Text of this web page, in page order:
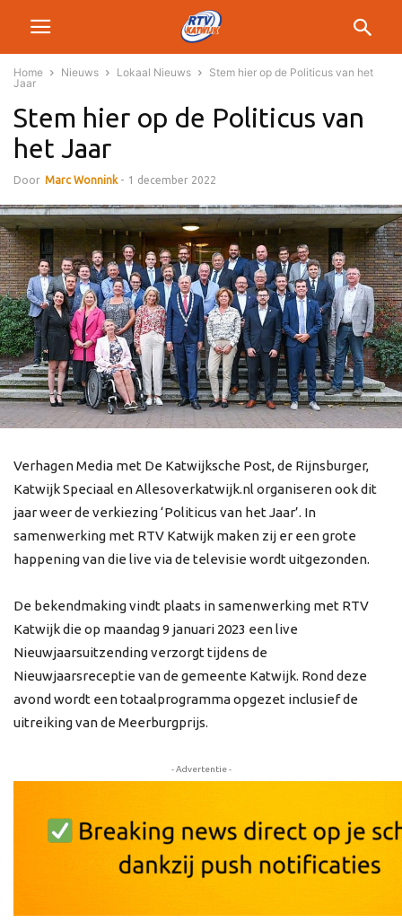
Home Nieuws Lokaal Nieuws
Stem hier op de Politicus van het
Jaar
Stem hier op de Politicus van
het Jaar
Door Marc Wonnink - 1 december 2022
Verhagen Media met De Katwijksche Post, de Rijnsburger,
Katwijk Speciaal en Allesoverkatwijk.nl organiseren ook dit
jaar weer de verkiezing ‘Politicus van het Jaar’. In
samenwerking met RTV Katwijk maken zij er een grote
happening van die live via de televisie wordt uitgezonden.
De bekendmaking vindt plaats in samenwerking met RTV
Katwijk die op maandag 9 januari 2023 een live
Nieuwjaarsuitzending verzorgt tijdens de
Nieuwjaarsreceptie van de gemeente Katwijk. Rond deze
avond wordt een totaalprogramma opgezet inclusief de
uitreiking van de Meerburgprijs.
- Advertentie -